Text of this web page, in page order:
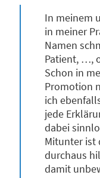
In meinem
in meiner
Namen
Patient, …,
Schon in
Promotion
ich
jede
dabei
Mitunter ist
durchaus
damit